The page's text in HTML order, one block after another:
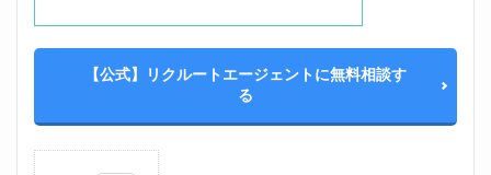
【公式】リクルートエージェントに無料相談す
る